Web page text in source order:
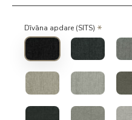
Dīvāna apdare (SITS)